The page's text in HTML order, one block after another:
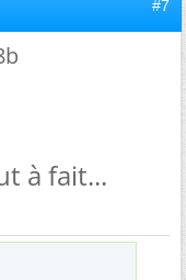
#7
à fait...